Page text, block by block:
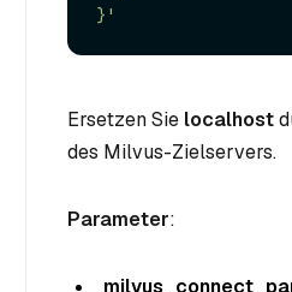
}'
Ersetzen Sie localhost
des Milvus-Zielservers.
Parameter: